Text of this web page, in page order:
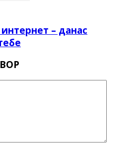
– данас